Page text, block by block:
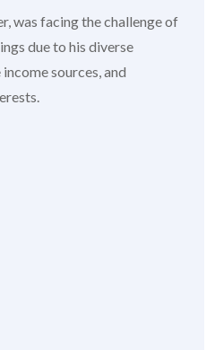
was facing the challenge of
due to his diverse
sources, and